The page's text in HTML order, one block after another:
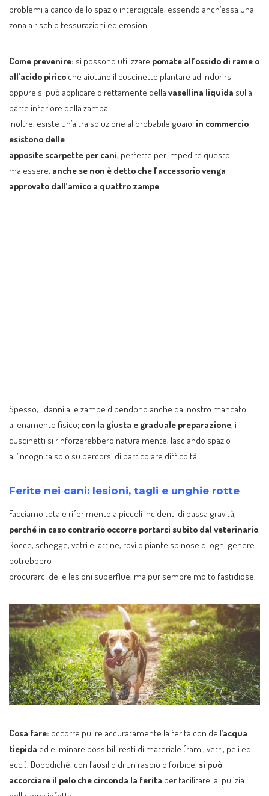
problemi a carico dello spazio interdigitale, essendo anch’essa una
zona a rischio fessurazioni ed erosioni.
Come prevenire: si possono utilizzare pomate all’ossido di rame o
all’acido pirico che aiutano il cuscinetto plantare ad indurirsi
oppure si può applicare direttamente della vasellina liquida sulla
parte inferiore della zampa.
Inoltre, esiste un’altra soluzione al probabile guaio: in commercio
esistono delle
apposite scarpette per cani, perfette per impedire questo
malessere, anche se non è detto che l’accessorio venga
approvato dall’amico a quattro zampe.
Spesso, i danni alle zampe dipendono anche dal nostro mancato
allenamento fisico; con la giusta e graduale preparazione, i
cuscinetti si rinforzerebbero naturalmente, lasciando spazio
all’incognita solo su percorsi di particolare difficoltà.
Ferite nei cani: lesioni, tagli e unghie rotte
Facciamo totale riferimento a piccoli incidenti di bassa gravità,
perché in caso contrario occorre portarci subito dal veterinario
Rocce, schegge, vetri e lattine, rovi o piante spinose di ogni genere
potrebbero
procurarci delle lesioni superflue, ma pur sempre molto fastidiose.
Cosa fare: occorre pulire accuratamente la ferita con dell’acqua
tiepida ed eliminare possibili resti di materiale (rami, vetri, peli ed
ecc.). Dopodiché, con l’ausilio di un rasoio o forbice, si può
accorciare il pelo che circonda la ferita per facilitare la pulizia